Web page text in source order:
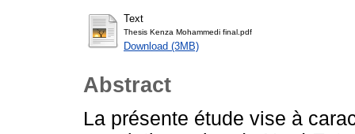
Text
Thesis Kenza Mohammedi final.pdf
Download (3MB)
Abstract
La présente étude vise à